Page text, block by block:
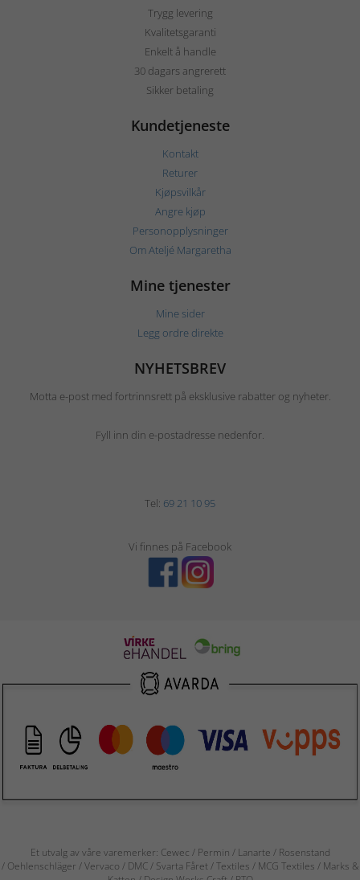
Trygg levering
Kvalitetsgaranti
Enkelt å handle
30 dagars angrerett
Sikker betaling
Kundetjeneste
Kontakt
Returer
Kjøpsvilkår
Angre kjøp
Personopplysninger
Om Ateljé Margaretha
Mine tjenester
Mine sider
Legg ordre direkte
NYHETSBREV
Motta e-post med fortrinnsrett på eksklusive rabatter og nyheter.
Fyll inn din e-postadresse nedenfor.
Tel: 69 21 10 95
Vi finnes på Facebook
Et utvalg av våre varemerker: Cewec / Permin / Lanarte / Rosenstand
/ Oehlenschläger / Vervaco / DMC / Svarta Fåret / Textiles / MCG Textiles / Marks &